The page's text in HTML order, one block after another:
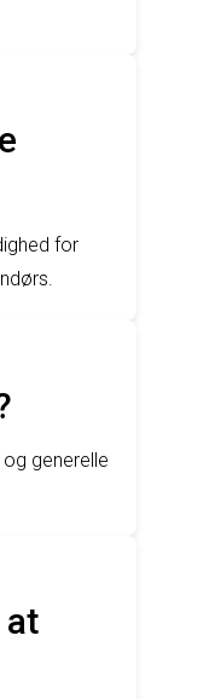
for
generelle
at